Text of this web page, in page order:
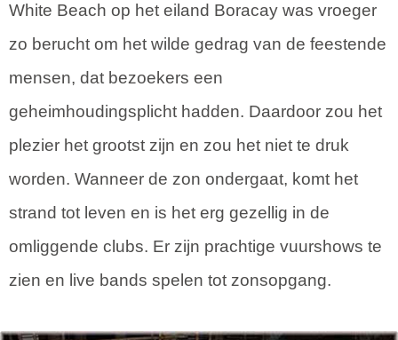
White Beach op het eiland Boracay was vroeger
zo berucht om het wilde gedrag van de feestende
mensen, dat bezoekers een
geheimhoudingsplicht hadden. Daardoor zou het
plezier het grootst zijn en zou het niet te druk
worden. Wanneer de zon ondergaat, komt het
strand tot leven en is het erg gezellig in de
omliggende clubs. Er zijn prachtige vuurshows te
zien en live bands spelen tot zonsopgang.